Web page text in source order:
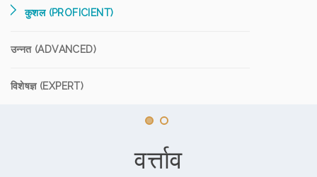
कुशल (PROFICIENT)
उन्नत (ADVANCED)
विशेषज्ञ (EXPERT)
वर्त्ताव